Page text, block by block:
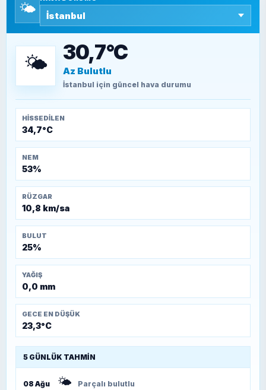
SEYFULLAH ÇİÇEK
TEOMAN ALPASLAN
Kütahya-Eskişehir Muharebeleri (10-24
🌤️
🌤️ 30,7°C
Az Bulutlu
İstanbul için güncel hava durumu
HISSEDILEN
34,7°C
NEM
53%
RÜZGAR
10,8 km/sa
BULUT
25%
YAĞIŞ
0,0 mm
GECE EN DÜŞÜK
23,3°C
5 GÜNLÜK TAHMIN
08 Ağu 🌤️ Parçalı bulutlu